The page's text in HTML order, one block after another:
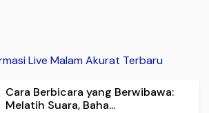
Live Malam Akurat Terbaru
Cara Berbicara yang Berwibawa:
Melatih Suara, Baha...